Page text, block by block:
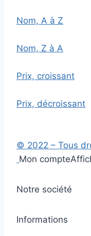
Nom, A à Z
Nom, Z à A
Prix, croissant
Prix, décroissant
© 2022 – Tous
Mon compte
Notre société
Informations